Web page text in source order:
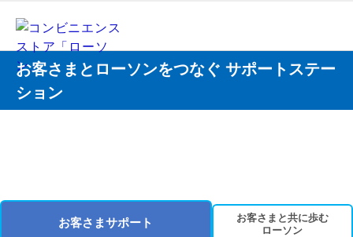
お客さまとローソンをつなぐ サポートステー
ション
お客さまサポート
お客さまと共に歩む
ローソン